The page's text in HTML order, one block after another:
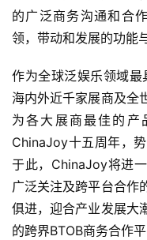
的广泛商务沟通和合
领，带动和发展的功能
作为全球泛娱乐领域
海内外近千家展商及全
为各大展商最佳的产
ChinaJoy十五周年，
于此，ChinaJoy将进
广泛关注及跨平台合作
俱进，迎合产业发展大
的跨界BTOB商务合作平